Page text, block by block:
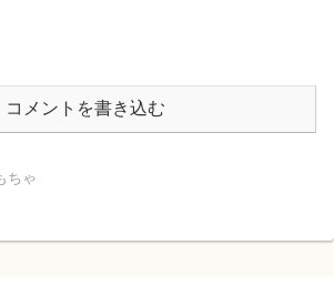
コメントを書き込む
ちゃ